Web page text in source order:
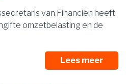
van Financiën heeft
omzetbelasting en de
Lees meer